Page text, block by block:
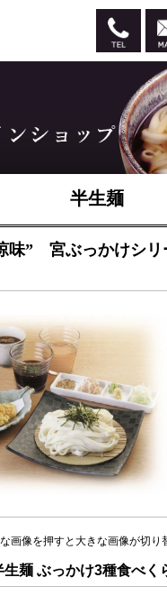
半生麺
味” 宮ぶっかけシリ
画像を押すと大きな画像が切り
生麺 ぶっかけ3種食べ